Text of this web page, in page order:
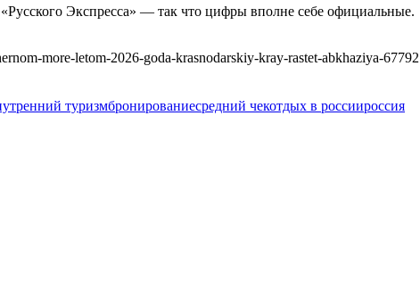
Экспресса» — так что цифры вполне себе официальные.
more-letom-2026-goda-krasnodarskiy-kray-rastet-abkhaziya-67792
туризмбронированиесредний чекотдых в россиироссия